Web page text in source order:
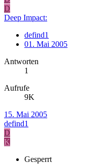
D
Deep Impact:
defind1
01. Mai 2005
Antworten
1
Aufrufe
9K
15. Mai 2005
defind1
D
K
Gesperrt